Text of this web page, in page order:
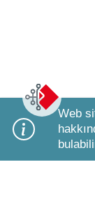
Bottom
Web